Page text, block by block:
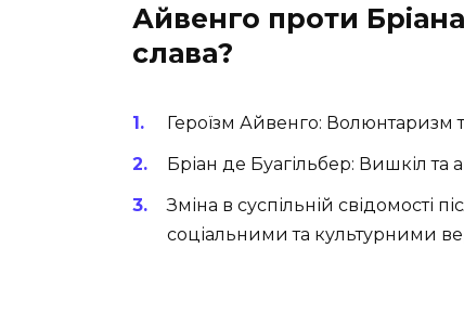
Айвенго проти
слава?
Героїзм Айвенго: Волюнтаризм
Бріан де Буагільбер: Вишкіл та
Зміна в суспільній свідомості
соціальними та культурними